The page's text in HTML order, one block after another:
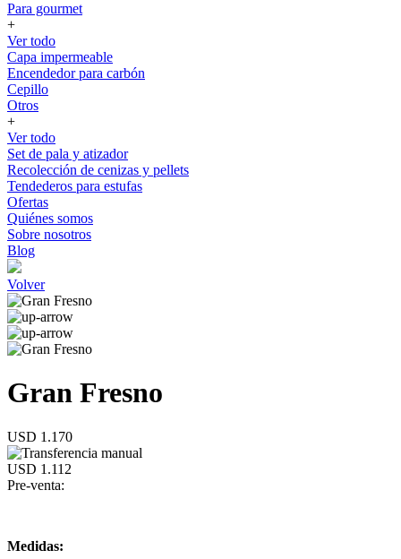
Para gourmet
+
Ver todo
Capa impermeable
Encendedor para carbón
Cepillo
Otros
+
Ver todo
Set de pala y atizador
Recolección de cenizas y pellets
Tendederos para estufas
Ofertas
Quiénes somos
Sobre nosotros
Blog
Volver
Gran Fresno
USD 1.170
USD 1.112
Pre-venta:
Medidas: